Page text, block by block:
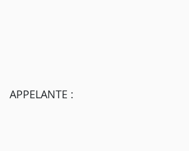
APPELANTE :